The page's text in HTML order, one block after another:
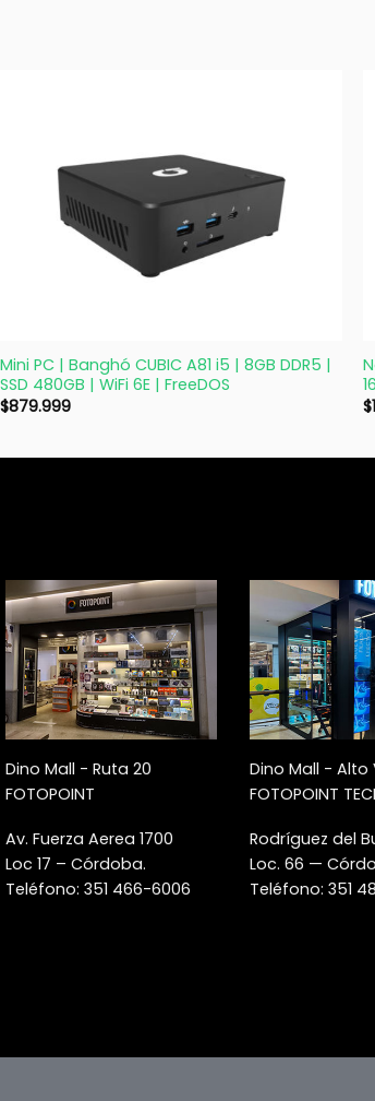
Mini PC | Banghó CUBIC A81 i5 | 8GB DDR5 |
SSD 480GB | WiFi 6E | FreeDOS
$879.999
$
Dino Mall - Ruta 20
FOTOPOINT
Av. Fuerza Aerea 1700
Loc 17 – Córdoba.
Teléfono: 351 466-6006
Dino Mall - Alto
FOTOPOINT
Rodríguez del
Loc. 66 —
Teléfono: 351